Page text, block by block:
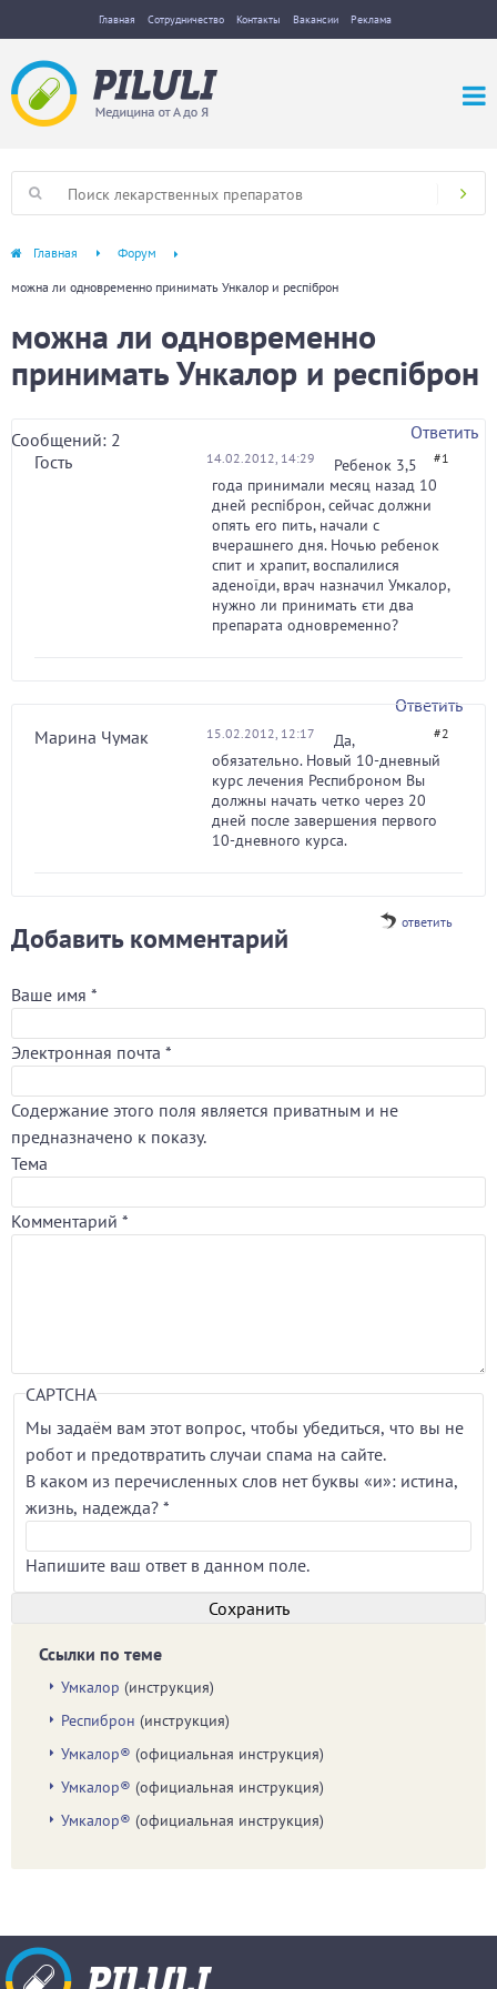
Главная Сотрудничество Контакты Вакансии Реклама
Главная Форум
можна ли одновременно принимать Ункалор и респіброн
можна ли одновременно
принимать Ункалор и респіброн
Сообщений: 2
Ответить
Гость
14.02.2012, 14:29 #1
Ребенок 3,5
года принимали месяц назад 10
дней респіброн, сейчас должни
опять его пить, начали с
вчерашнего дня. Ночью ребенок
спит и храпит, воспалилися
аденоїди, врач назначил Умкалор,
нужно ли принимать єти два
препарата одновременно?
Ответить
Марина Чумак
15.02.2012, 12:17 #2
Да,
обязательно. Новый 10-дневный
курс лечения Респиброном Вы
должны начать четко через 20
дней после завершения первого
10-дневного курса.
ответить
Добавить комментарий
Ваше имя *
Электронная почта *
Содержание этого поля является приватным и не
предназначено к показу.
Тема
Комментарий *
CAPTCHA
Мы задаём вам этот вопрос, чтобы убедиться, что вы не
робот и предотвратить случаи спама на сайте.
В каком из перечисленных слов нет буквы «и»: истина,
жизнь, надежда? *
Напишите ваш ответ в данном поле.
Ссылки по теме
Умкалор (инструкция)
Респиброн (инструкция)
Умкалор® (официальная инструкция)
Умкалор® (официальная инструкция)
Умкалор® (официальная инструкция)